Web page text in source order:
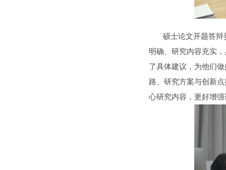
硕士论文开题答辩委
明确、研究内容充实
了具体建议，为他们
路、研究方案与创新
心研究内容，更好增